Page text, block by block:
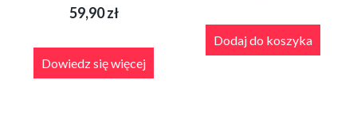
59,90zł
Dowiedz się więcej
Dodaj do koszyka